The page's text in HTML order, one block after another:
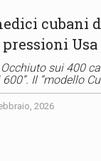
cubani
Usa
sui 400
Il “modello
2026